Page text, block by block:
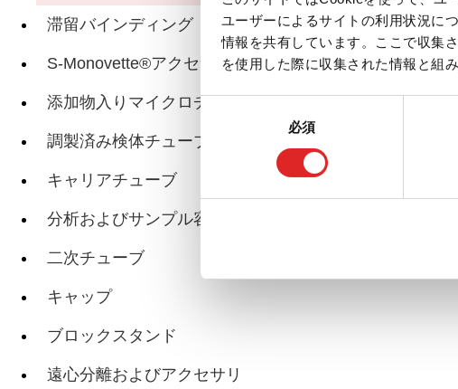
ユーザーによるサイトの利用状況に
情報を共有しています。ここで収集
を使用した際に収集された情報と組
同
の
必須
滞留バインディング
S-Monovette®アクセサリー
添加物入りマイクロチューブ
調製済み検体チューブ
キャリアチューブ
分析およびサンプル容器
二次チューブ
キャップ
ブロックスタンド
遠心分離およびアクセサリ
関連ページ